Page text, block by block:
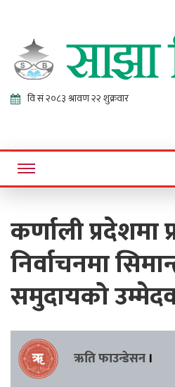
Online News Portal
कर्णाली प्रदेशमा
निर्वाचनमा
समुदायको
ऋति फाउन्डेसन ।